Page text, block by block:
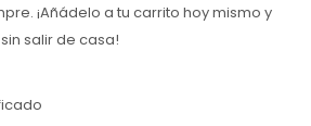
¡Añádelo a tu carrito hoy mismo y
salir de casa!